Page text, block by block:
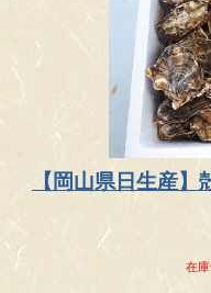
【岡山県日生産】
在庫